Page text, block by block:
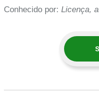
Conhecido por: Licença,